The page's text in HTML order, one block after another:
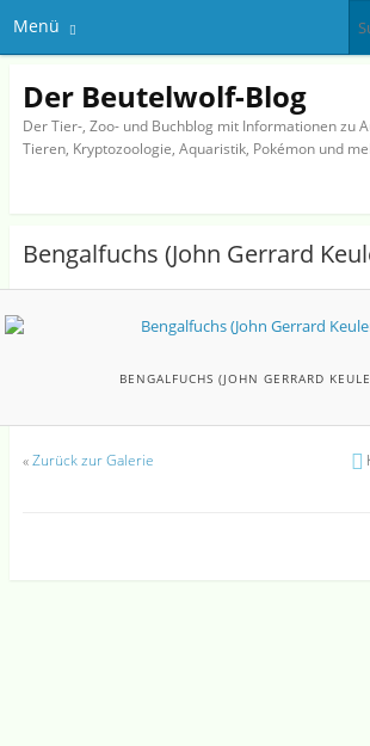
Menü
Der Beutelwolf-Blog
Der Tier-, Zoo- und Buchblog mit Informationen zu
Tieren, Kryptozoologie, Aquaristik, Pokémon und
Bengalfuchs (John Gerrard
BENGALFUCHS (JOHN GERRARD
«Zurück zur Galerie